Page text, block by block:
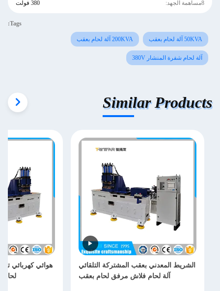
8مساهمة الجهد: 380 فولت
Tags:
50KVA آلة لحام بعقب 200KVA آلة لحام بعقب
آلة لحام شفرة المنشار 380V
Similar Products
الشريط المعدني بعقب المشتركة التلقائي
آلة لحام فلاش مرفق لحام بعقب
هوائي كهربائي
لحام